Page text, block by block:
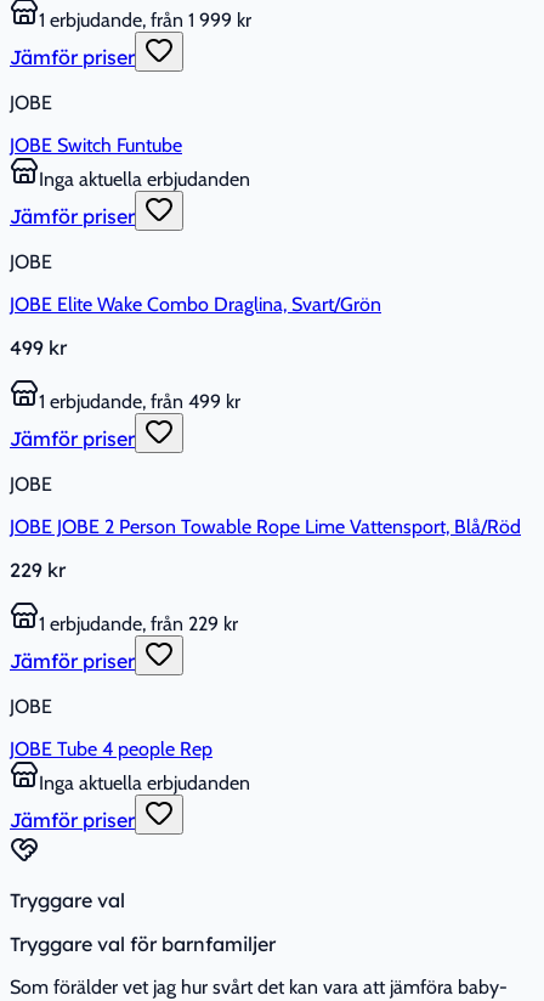
1 erbjudande, från 1 999 kr
Jämför priser
JOBE
JOBE Switch Funtube
Inga aktuella erbjudanden
Jämför priser
JOBE
JOBE Elite Wake Combo Draglina, Svart/Grön
499 kr
1 erbjudande, från 499 kr
Jämför priser
JOBE
JOBE JOBE 2 Person Towable Rope Lime Vattensport, Blå/Röd
229 kr
1 erbjudande, från 229 kr
Jämför priser
JOBE
JOBE Tube 4 people Rep
Inga aktuella erbjudanden
Jämför priser
Tryggare val
Tryggare val för barnfamiljer
Som förälder vet jag hur svårt det kan vara att jämföra baby-